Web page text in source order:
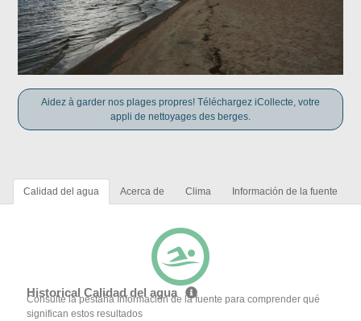
Aidez à garder nos plages propres! Téléchargez iCollecte, votre
appli de nettoyages des berges.
Calidad del agua Acerca de Clima Información de la fuente
Historical Calidad del agua
Consulte la pestaña Información de la fuente para comprender qué
significan estos resultados